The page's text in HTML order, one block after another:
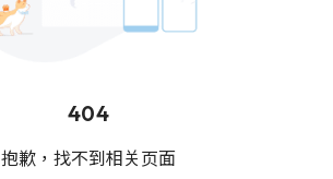
404
抱歉，找不到相关页面